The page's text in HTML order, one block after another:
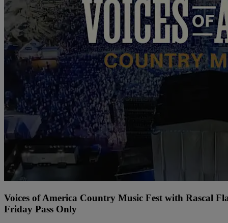
Voices of America Country Music Fest with Rascal
Friday Pass Only